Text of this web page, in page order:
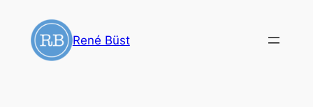
Inhalt
springen
René Büst